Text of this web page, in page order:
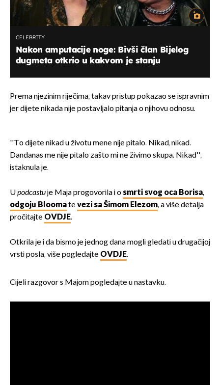
CELEBRITY
Nakon amputacije noge: Bivši član Bijelog
dugmeta otkrio u kakvom je stanju
Prema njezinim riječima, takav pristup pokazao se ispravnim
jer dijete nikada nije postavljalo pitanja o njihovu odnosu.
''To dijete nikad u životu mene nije pitalo. Nikad, nikad.
Dandanas me nije pitalo zašto mi ne živimo skupa. Nikad'',
istaknula je.
Upodcastuje Maja progovorila i osmrti svog oca Borisa,
odgoju Bloomatevezi sa Šimom Elezom, a više detalja
pročitajte OVDJE.
Otkrila je i da bismo je jednog dana mogli gledati u drugačijoj
vrsti posla, više pogledajte OVDJE.
Cijeli razgovor s Majom pogledajte u nastavku.